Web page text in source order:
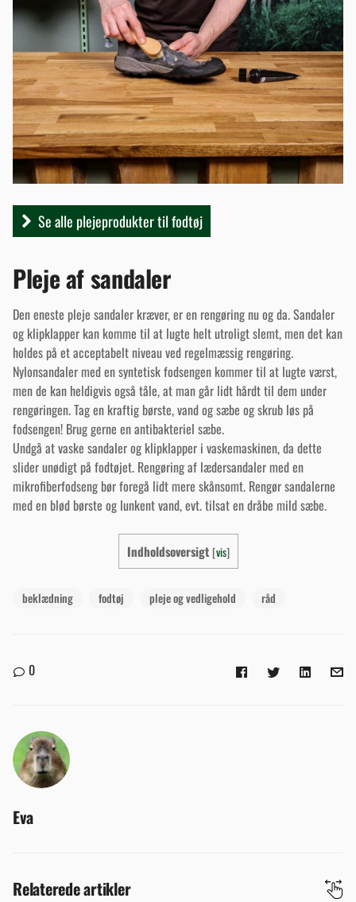
Se alle plejeprodukter til fodtøj
Pleje af sandaler
Den eneste pleje sandaler kræver, er en rengøring nu og da. Sandaler
og klipklapper kan komme til at lugte helt utroligt slemt, men det kan
holdes på et acceptabelt niveau ved regelmæssig rengøring.
Nylonsandaler med en syntetisk fodsengen kommer til at lugte værst,
men de kan heldigvis også tåle, at man går lidt hårdt til dem under
rengøringen. Tag en kraftig børste, vand og sæbe og skrub løs på
fodsengen! Brug gerne en antibakteriel sæbe.
Undgå at vaske sandaler og klipklapper i vaskemaskinen, da dette
slider unødigt på fodtøjet. Rengøring af lædersandaler med en
mikrofiberfodseng bør foregå lidt mere skånsomt. Rengør sandalerne
med en blød børste og lunkent vand, evt. tilsat en dråbe mild sæbe.
Indholdsoversigt [vis]
beklædning fodtøj pleje og vedligehold råd
0
Eva
Relaterede artikler